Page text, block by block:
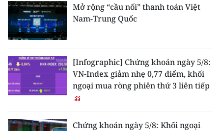
Mở rộng “cầu nối” thanh toán Việt
Nam-Trung Quốc
[Infographic] Chứng khoán ngày 5/8:
VN-Index giảm nhẹ 0,77 điểm, khối
ngoại mua ròng phiên thứ 3 liên tiếp
Chứng khoán ngày 5/8: Khối ngoại